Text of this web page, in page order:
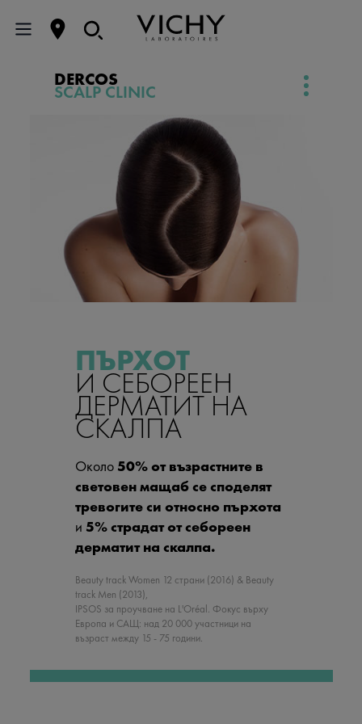
DERCOS
SCALP CLINIC
ПЪРХОТ
И СЕБОРЕЕН
ДЕРМАТИТ НА
СКАЛПА
Около 50% от възрастните в
световен мащаб се споделят
тревогите си относно пърхота
и 5% страдат от себореен
дерматит на скалпа.
Beauty track Women 12 страни (2016) & Beauty
track Men (2013),
IPSOS за проучване на L'Oréal. Фокус върху
Европа и САЩ: над 20 000 участници на
възраст между 15 - 75 години.